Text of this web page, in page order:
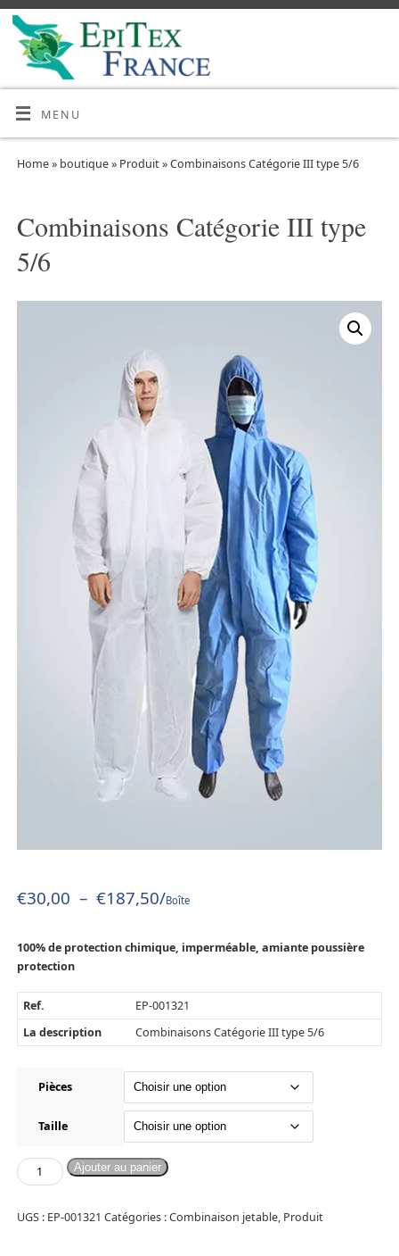
MENU
Home» boutique» Produit»Combinaisons Catégorie III type 5/6
Combinaisons Catégorie III type
5/6
€30,00 – €187,50/Boîte
100% de protection chimique, imperméable, amiante poussière
protection
Ref.
EP-001321
La description
Combinaisons Catégorie III type 5/6
Pièces
Taille
Ajouter au panier
UGS : EP-001321 Catégories :Combinaison jetable, Produit